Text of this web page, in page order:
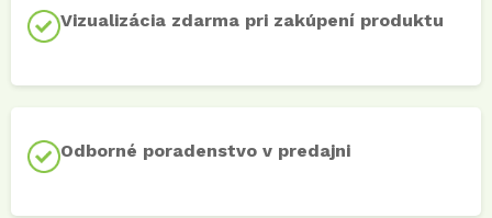
Vizualizácia zdarma pri zakúpení produktu
Odborné poradenstvo v predajni